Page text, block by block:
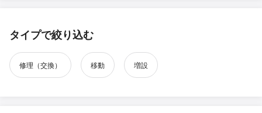
タイプで絞り込む
修理（交換） 移動 増設